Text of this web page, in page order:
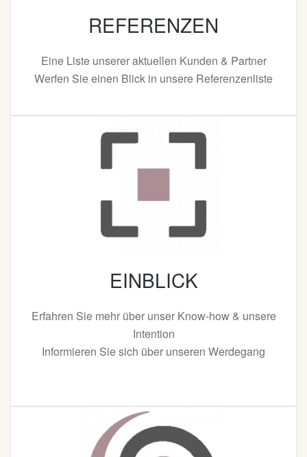
REFERENZEN
Eine Liste unserer aktuellen Kunden & Partner
Werfen Sie einen Blick in unsere Referenzenliste
EINBLICK
Erfahren Sie mehr über unser Know-how & unsere
Intention
Informieren Sie sich über unseren Werdegang